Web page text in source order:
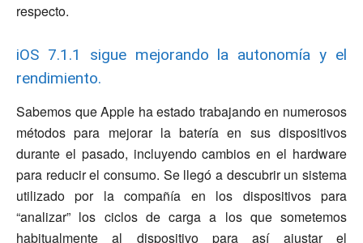
respecto.
iOS 7.1.1 sigue mejorando la autonomía y el
rendimiento.
Sabemos que Apple ha estado trabajando en numerosos
métodos para mejorar la batería en sus dispositivos
durante el pasado, incluyendo cambios en el hardware
para reducir el consumo. Se llegó a descubrir un sistema
utilizado por la compañía en los dispositivos para
“analizar” los ciclos de carga a los que sometemos
habitualmente al dispositivo para así ajustar el